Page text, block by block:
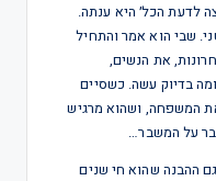
לדעת הכל׳ היא ענתה.
שבי הוא אמר והתחיל
את הנשים,
בדיוק עשה. כשסיים
המשפחה, ושהוא מרגיש
על המשבר…
ההבנה שהוא חי שנים